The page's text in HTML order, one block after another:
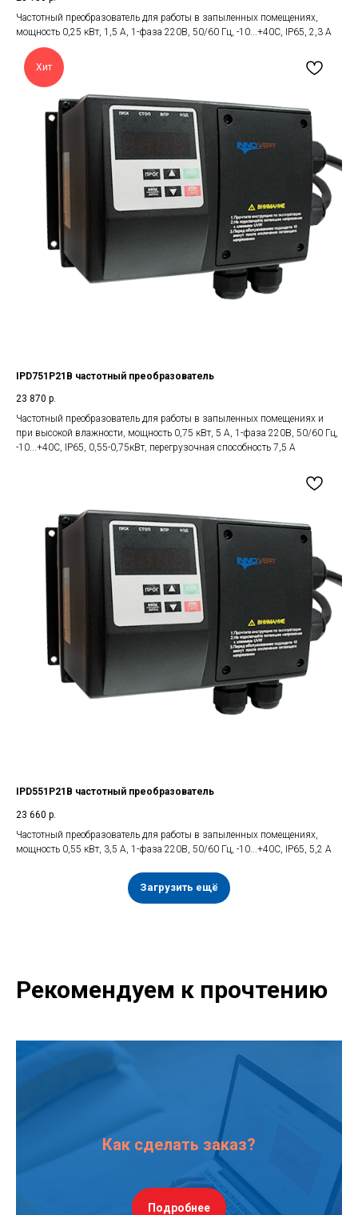
Частотный преобразователь для работы в запыленных помещениях,
мощность 0,25 кВт, 1,5 А, 1-фаза 220В, 50/60 Гц, -10...+40С, IP65, 2,3 А
Хит
IPD751P21B частотный преобразователь
23 870 р.
Частотный преобразователь для работы в запыленных помещениях и
при высокой влажности, мощность 0,75 кВт, 5 А, 1-фаза 220В, 50/60 Гц,
-10...+40С, IP65, 0,55-0,75кВт, перегрузочная способность 7,5 А
IPD551P21B частотный преобразователь
23 660 р.
Частотный преобразователь для работы в запыленных помещениях,
мощность 0,55 кВт, 3,5 А, 1-фаза 220В, 50/60 Гц, -10...+40С, IP65, 5,2 А
Загрузить ещё
Рекомендуем к прочтению
Как сделать заказ?
Подробнее